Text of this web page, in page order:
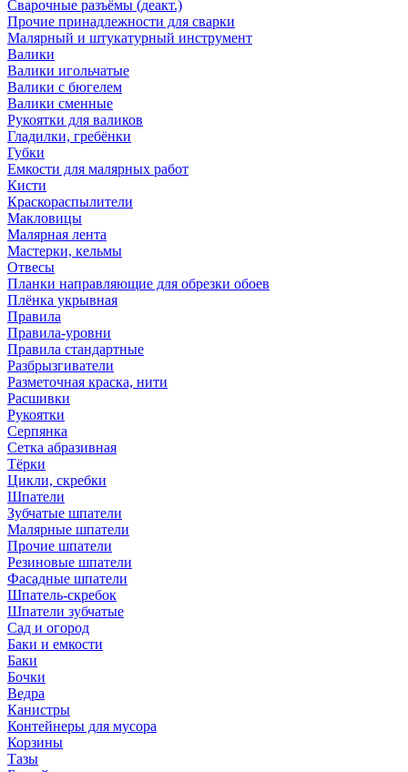
Сварочные разъёмы (деакт.)
Прочие принадлежности для сварки
Малярный и штукатурный инструмент
Валики
Валики игольчатые
Валики с бюгелем
Валики сменные
Рукоятки для валиков
Гладилки, гребёнки
Губки
Емкости для малярных работ
Кисти
Краскораспылители
Макловицы
Малярная лента
Мастерки, кельмы
Отвесы
Планки направляющие для обрезки обоев
Плёнка укрывная
Правила
Правила-уровни
Правила стандартные
Разбрызгиватели
Разметочная краска, нити
Расшивки
Рукоятки
Серпянка
Сетка абразивная
Тёрки
Цикли, скребки
Шпатели
Зубчатые шпатели
Малярные шпатели
Прочие шпатели
Резиновые шпатели
Фасадные шпатели
Шпатель-скребок
Шпатели зубчатые
Сад и огород
Баки и емкости
Баки
Бочки
Ведра
Канистры
Контейнеры для мусора
Корзины
Тазы